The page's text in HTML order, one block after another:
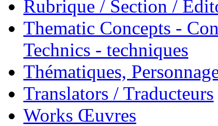
Rubrique / Section /
Thematic Concepts -
Technics - techniques
Thématiques,
Translators / Traducteurs
Works Œuvres